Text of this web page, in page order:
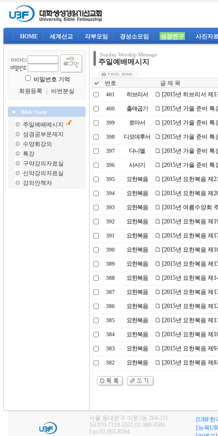
HOME 세계선교 각부모임 경성소모임 성경연구 사진자
비밀번호 기억
회원등록
비번분실
Bible Study
주일예배메시지
성경공부문제지
수양회강의
특강
구약강의자료실
신약강의자료실
강의안책자
Sunday Worship Message
주일예배메시지
번호 글 제 목
401 히브리서 [2015년 히브리서 제
400 출애굽기 [2015년 가을 준비
399 로마서 [2015년 가을 준비
398 디모데후서 [2015년 가을 준비
397 다니엘 [2015년 가을 준비
396 사사기 [2015년 가을 준비
395 요한복음 [2015년 요한복음 제
394 요한복음 [2015년 요한복음 제
393 요한복음 [2015년 여름수양회
392 요한복음 [2015년 요한복음 제
391 요한복음 [2015년 요한복음 제
390 요한복음 [2015년 요한복음 제
389 요한복음 [2015년 요한복음 제
388 요한복음 [2015년 요한복음 제
387 요한복음 [2015년 요한복음 제
386 요한복음 [2015년 요한복음 제
385 요한복음 [2015년 요한복음 제
384 요한복음 [2015년 요한복음 제
383 요한복음 [2015년 요한복음 제
382 요한복음 [2015년 요한복음 제
서울 동대문구 이문2동 264-231
Tel:070-7119-3521,02-968-4586
Fax:02-965-8594
[UBF한
[뉴욕